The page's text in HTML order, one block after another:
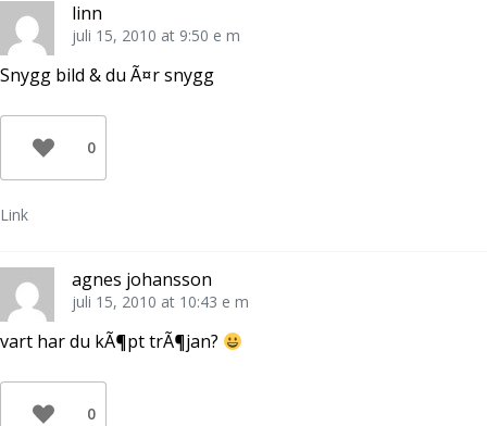
linn
juli 15, 2010 at 9:50 e m
Snygg bild & du Ã¤r snygg
0
Link
agnes johansson
juli 15, 2010 at 10:43 e m
vart har du kÃ¶pt trÃ¶jan?
0